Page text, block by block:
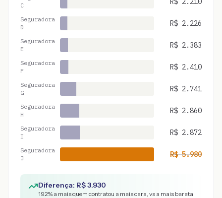
C
Seguradora
D
R$ 2.226
Seguradora
E
R$ 2.383
Seguradora
F
R$ 2.410
Seguradora
G
R$ 2.741
Seguradora
H
R$ 2.860
Seguradora
I
R$ 2.872
Seguradora
J
R$5.980
Diferença: R$3.930
192% a mais quem contratou a mais cara, vs a mais barata